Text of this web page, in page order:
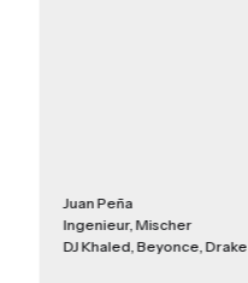
Juan Peña
Ingenieur, Mischer
DJ Khaled, Beyonce, Drake